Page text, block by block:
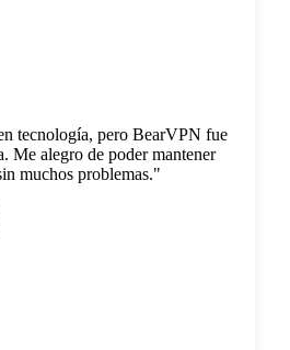
tecnología, pero BearVPN fue
Me alegro de poder mantener
muchos problemas."